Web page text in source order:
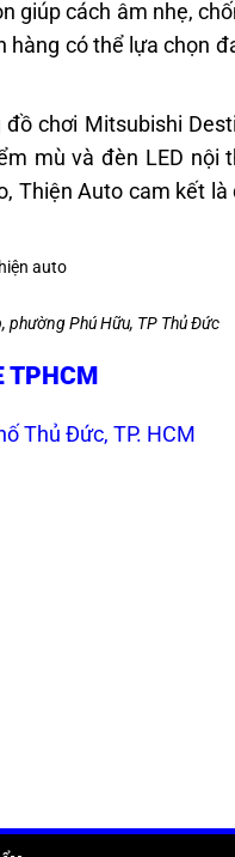
giúp cách âm nhẹ,
hàng có thể lựa chọn
chơi Mitsubishi
mù và đèn LED nội
Thiện Auto cam kết
phường Phú Hữu, TP Thủ Đức
TPHCM
Thủ Đức, TP. HCM